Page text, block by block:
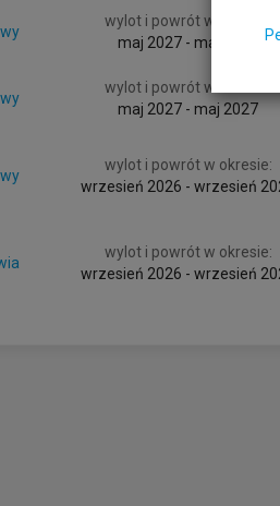
wylot i powrót w okresie:
maj 2027 - maj 2027
wylot i powrót w okresie:
maj 2027 - maj 2027
wylot i powrót w okresie:
wrzesień 2026 - wrzesień
wylot i powrót w okresie:
wrzesień 2026 - wrzesień